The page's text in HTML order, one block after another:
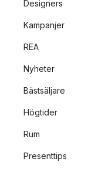
Designers
Kampanjer
REA
Nyheter
Bästsäljare
Högtider
Rum
Presenttips